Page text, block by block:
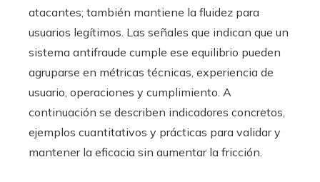
atacantes; también mantiene la fluidez para
usuarios legítimos. Las señales que indican que un
sistema antifraude cumple ese equilibrio pueden
agruparse en métricas técnicas, experiencia de
usuario, operaciones y cumplimiento. A
continuación se describen indicadores concretos,
ejemplos cuantitativos y prácticas para validar y
mantener la eficacia sin aumentar la fricción.